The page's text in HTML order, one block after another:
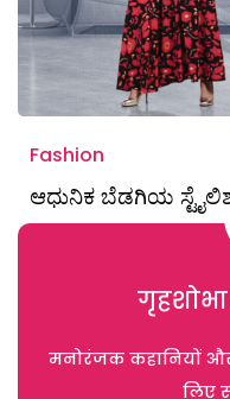
Fashion
ಆಧುನಿಕ ಬೆಡಗಿಯ
मनोरंजक कहानियों
लिए